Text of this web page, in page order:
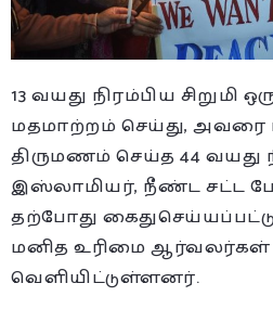
13 வயது நிரம்பிய சிறுமி
மதமாற்றம் செய்து,
திருமணம் செய்த 44 வயது
இஸ்லாமியர், நீண்ட சட்ட
தற்போது
மனித உரிமை ஆர்வலர்கள்
வெளியிட்டுள்ளனர்.